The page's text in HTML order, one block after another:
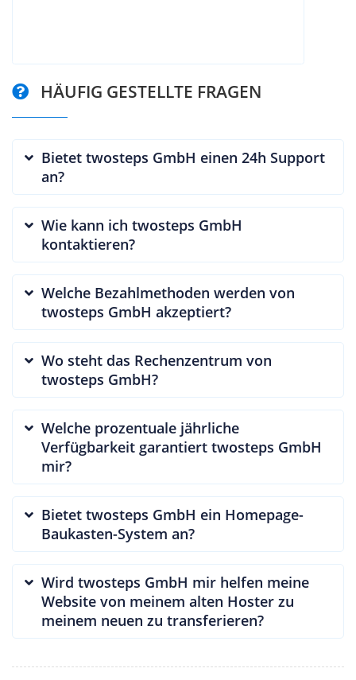
HÄUFIG GESTELLTE FRAGEN
Bietet twosteps GmbH einen 24h Support
an?
Wie kann ich twosteps GmbH
kontaktieren?
Welche Bezahlmethoden werden von
twosteps GmbH akzeptiert?
Wo steht das Rechenzentrum von
twosteps GmbH?
Welche prozentuale jährliche
Verfügbarkeit garantiert twosteps GmbH
mir?
Bietet twosteps GmbH ein Homepage-
Baukasten-System an?
Wird twosteps GmbH mir helfen meine
Website von meinem alten Hoster zu
meinem neuen zu transferieren?